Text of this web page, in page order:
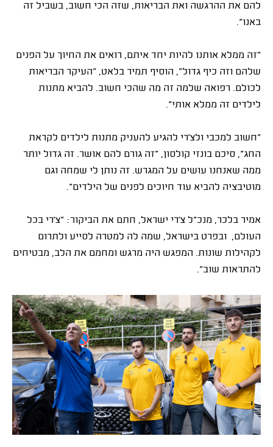
להם את ההרגשה ואת הבריאות, שזה הכי חשוב, בשביל זה
באנו".
"זה ממלא אותנו להיות יחד איתם, רואים את החיוך על הפנים
שלהם וזה כיף גדול", הוסיף תמיר בלאט, "העיקר הבריאות
לכולם. רפואה שלמה זה מה שהכי חשוב. להביא מתנות
לילדים זה ממלא אותי".
"חשוב למכבי ולצ'רי להגיע להעניק מתנות לילדים לקראת
החג", סיכם בונזי קולסון, "זה גורם להם אושר. זה גדול יותר
ממה שאנחנו עושים על המגרש. זה נותן לי שמחה וגם
מוטיבציה להביא עוד חיוכים לפנים של הילדים".
אמיר בלכר, מנכ"ל צ'רי ישראל, חתם את הביקור: "צ'רי בכל
העולם, ובפרט בישראל, שמה לה למטרה לסייע ולתרום
לקהילות שונות. המפגש היה מרגש ומחמם את הלב, מבטיחים
להתראות שוב".